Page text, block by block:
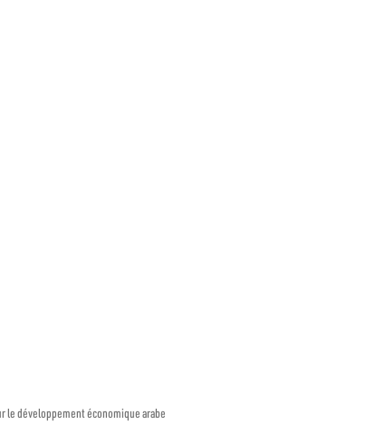
le développement économique arabe